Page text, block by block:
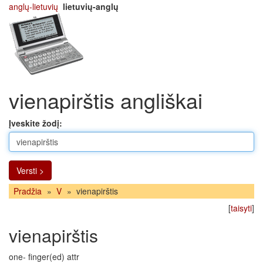
anglų-lietuvių lietuvių-anglų
vienapirštis angliškai
Įveskite žodį:
Versti >
Pradžia » V » vienapirštis
[taisyti]
vienapirštis
one- finger(ed) attr